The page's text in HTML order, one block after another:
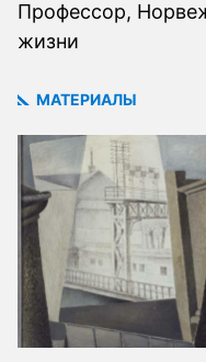
Профессор,
жизни
МАТЕРИАЛЫ